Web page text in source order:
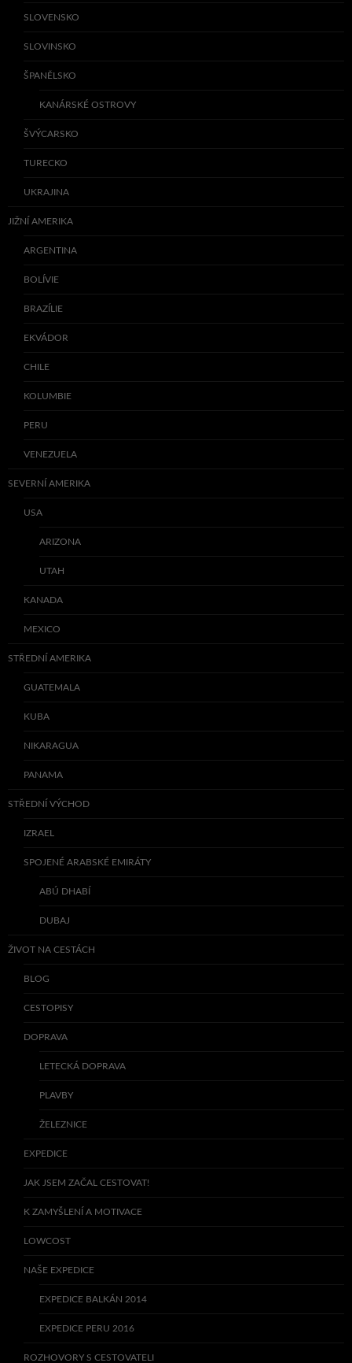
SLOVENSKO
SLOVINSKO
ŠPANĚLSKO
KANÁRSKÉ OSTROVY
ŠVÝCARSKO
TURECKO
UKRAJINA
JIŽNÍ AMERIKA
ARGENTINA
BOLÍVIE
BRAZÍLIE
EKVÁDOR
CHILE
KOLUMBIE
PERU
VENEZUELA
SEVERNÍ AMERIKA
USA
ARIZONA
UTAH
KANADA
MEXICO
STŘEDNÍ AMERIKA
GUATEMALA
KUBA
NIKARAGUA
PANAMA
STŘEDNÍ VÝCHOD
IZRAEL
SPOJENÉ ARABSKÉ EMIRÁTY
ABÚ DHABÍ
DUBAJ
ŽIVOT NA CESTÁCH
BLOG
CESTOPISY
DOPRAVA
LETECKÁ DOPRAVA
PLAVBY
ŽELEZNICE
EXPEDICE
JAK JSEM ZAČAL CESTOVAT!
K ZAMYŠLENÍ A MOTIVACE
LOWCOST
NAŠE EXPEDICE
EXPEDICE BALKÁN 2014
EXPEDICE PERU 2016
ROZHOVORY S CESTOVATELI